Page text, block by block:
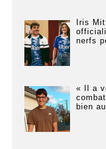
Iris
nerfs
« Il a
bien